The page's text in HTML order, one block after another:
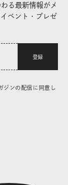
る最新情報がメ
ベント・プレゼ
登録
ジンの配信に同意し